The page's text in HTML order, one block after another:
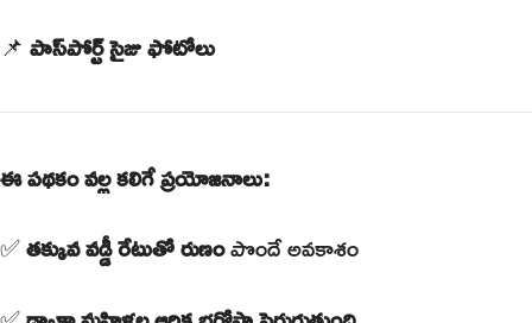
📌పాస్‌పోర్ట్ సైజు ఫోటోలు
ఈ పథకం వల్ల కలిగే ప్రయోజనాలు:
✅తక్కువ వడ్డీ రేటుతో రుణంపొందే అవకాశం